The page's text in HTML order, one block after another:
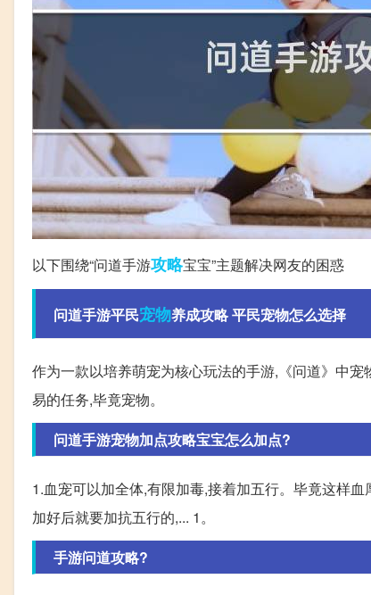
以下围绕“问道手游攻略宝宝”主题解决网友的困惑
问道手游平民宠物养成攻略 平民宠物怎么选择
作为一款以培养萌宠为核心玩法的手游,《问道》中
易的任务,毕竟宠物。
问道手游宠物加点攻略宝宝怎么加点?
1.血宠可以加全体,有限加毒,接着加五行。毕竟这样
加好后就要加抗五行的,... 1。
手游问道攻略?